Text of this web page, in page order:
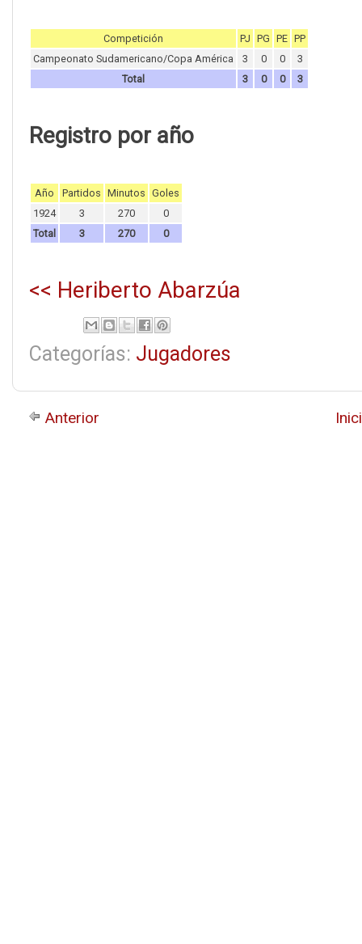
Competición PJ PG PE PP
Campeonato Sudamericano/Copa América
3 0 0
3
Total
3 0 0 3
Registro por año
Año Partidos Minutos Goles
1924
3 270
0
Total
3 270 0
<< Heriberto Abarzúa
Categorías: Jugadores
Anterior